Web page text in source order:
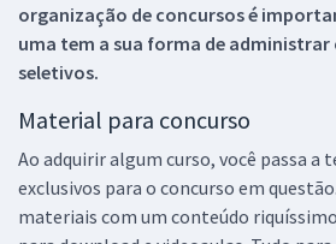
organização de concursos é
uma tem a sua forma de administrar
seletivos.
Material para concurso
Ao adquirir algum curso, você passa a
exclusivos para o concurso em
materiais com um conteúdo